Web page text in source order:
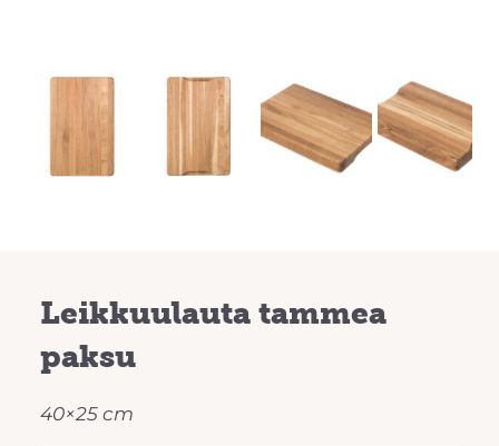
Previous
Leikkuulauta tammea
paksu
40×25 cm